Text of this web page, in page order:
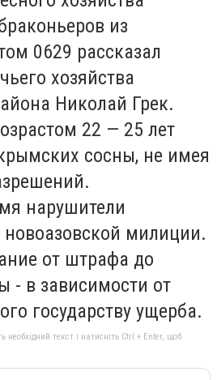
из
0629 рассказал
хозяйства
Николай Грек.
22 — 25 лет
сосны, не имея
нарушители
милиции.
от штрафа до
- в зависимости от
государству ущерба.
текст і натисніть Ctrl + Enter, щоб